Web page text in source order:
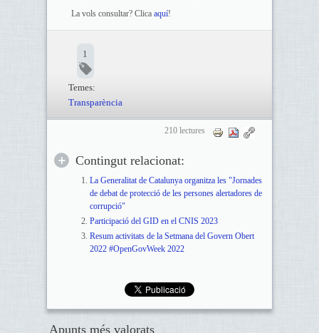
La vols consultar? Clica aquí!
1
Temes:
Transparència
210 lectures
Contingut relacionat:
La Generalitat de Catalunya organitza les "Jornades
de debat de protecció de les persones alertadores de
corrupció"
Participació del GID en el CNIS 2023
Resum activitats de la Setmana del Govern Obert
2022 #OpenGovWeek 2022
Apunts més valorats